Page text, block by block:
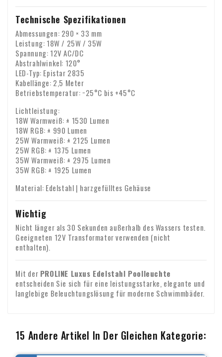
Technische Spezifikationen
Abmessungen: 290 × 33 mm
Leistung: 18W / 25W / 35W
Spannung: 12V AC/DC
Abstrahlwinkel: 120°
LED-Typ: Epistar 2835
Kabellänge: 2,5 Meter
Betriebstemperatur: −25°C bis +45°C
Lichtleistung:
18W Warmweiß: ± 1530 Lumen
18W RGB: ± 990 Lumen
25W Warmweiß: ± 2125 Lumen
25W RGB: ± 1375 Lumen
35W Warmweiß: ± 2975 Lumen
35W RGB: ± 1925 Lumen
Material: Edelstahl | harzgefülltes Gehäuse
Wichtig
Nicht länger als 30 Sekunden außerhalb des Wassers testen.
Geeigneten 12V Transformator verwenden (nicht
enthalten).
Mit der PROLINE Luxus Edelstahl Poolleuchte
entscheiden Sie sich für eine leistungsstarke, elegante und
langlebige Beleuchtungslösung für moderne Schwimmbäder.
15 Andere Artikel In Der Gleichen Kategorie: